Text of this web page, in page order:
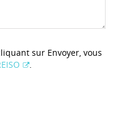
sur Envoyer, vous
.